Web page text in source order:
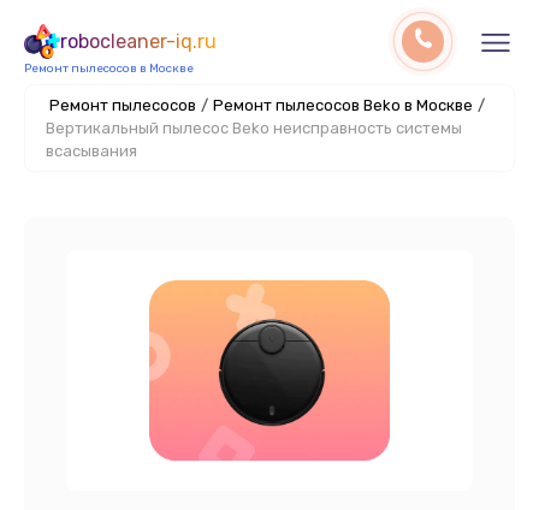
robocleaner-iq.ru
Ремонт пылесосов в Москве
Ремонт пылесосов / Ремонт пылесосов Beko в Москве /
Вертикальный пылесос Beko неисправность системы
всасывания